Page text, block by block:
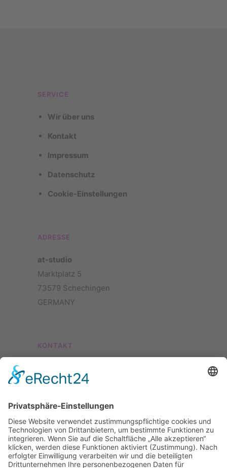
SERVICE
Wir über uns
Kontakt
Impressum
Datenschutz
Cookie-Einstellungen
ADRESSE
at-studio
Marktplatz 5
73579 Schechingen
GERMANY
KONTAKT
E-Mail: info@at-foto.de
Kontaktformular
ÖFFNUNGSZEITEN